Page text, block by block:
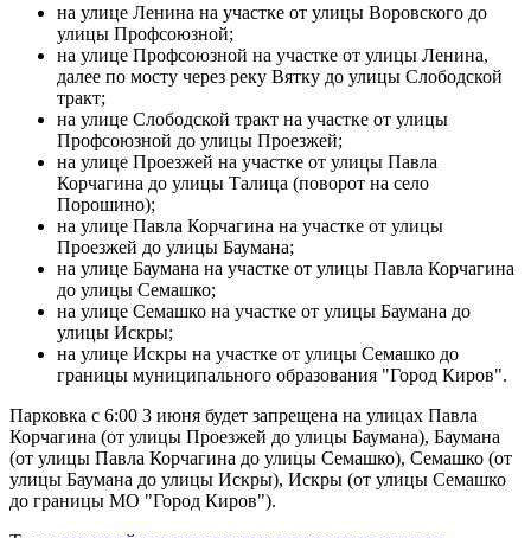
на улице Ленина на участке от улицы Воровского до
улицы Профсоюзной;
на улице Профсоюзной на участке от улицы Ленина,
далее по мосту через реку Вятку до улицы Слободской
тракт;
на улице Слободской тракт на участке от улицы
Профсоюзной до улицы Проезжей;
на улице Проезжей на участке от улицы Павла
Корчагина до улицы Талица (поворот на село
Порошино);
на улице Павла Корчагина на участке от улицы
Проезжей до улицы Баумана;
на улице Баумана на участке от улицы Павла Корчагина
до улицы Семашко;
на улице Семашко на участке от улицы Баумана до
улицы Искры;
на улице Искры на участке от улицы Семашко до
границы муниципального образования "Город Киров".
Парковка с 6:00 3 июня будет запрещена на улицах Павла
Корчагина (от улицы Проезжей до улицы Баумана), Баумана
(от улицы Павла Корчагина до улицы Семашко), Семашко (от
улицы Баумана до улицы Искры), Искры (от улицы Семашко
до границы МО "Город Киров").